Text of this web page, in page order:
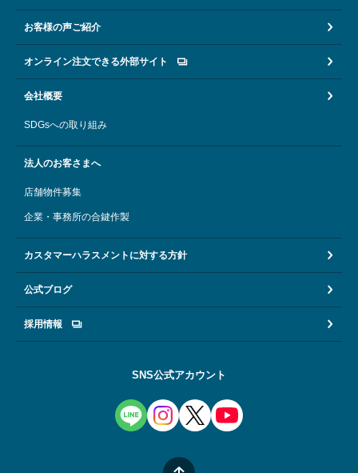
お客様の声ご紹介
オンライン注文できる外部サイト
会社概要
SDGsへの取り組み
法人のお客さまへ
店舗物件募集
企業・事務所の合鍵作製
カスタマーハラスメントに対する方針
公式ブログ
採用情報
SNS公式アカウント